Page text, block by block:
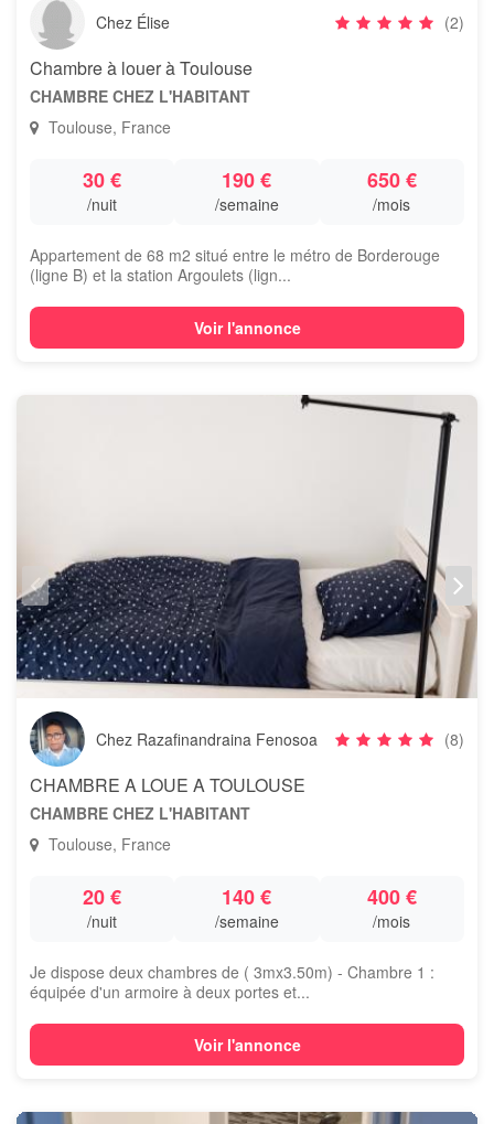
Chez Élise (2)
Chambre à louer à Toulouse
CHAMBRE CHEZ L'HABITANT
Toulouse, France
30 €
/nuit
190 €
/semaine
650 €
/mois
Appartement de 68 m2 situé entre le métro de Borderouge
(ligne B) et la station Argoulets (lign...
Voir l'annonce
Chez Razafinandraina Fenosoa (8)
CHAMBRE A LOUE A TOULOUSE
CHAMBRE CHEZ L'HABITANT
Toulouse, France
20 €
/nuit
140 €
/semaine
400 €
/mois
Je dispose deux chambres de ( 3mx3.50m) - Chambre 1 :
équipée d'un armoire à deux portes et...
Voir l'annonce